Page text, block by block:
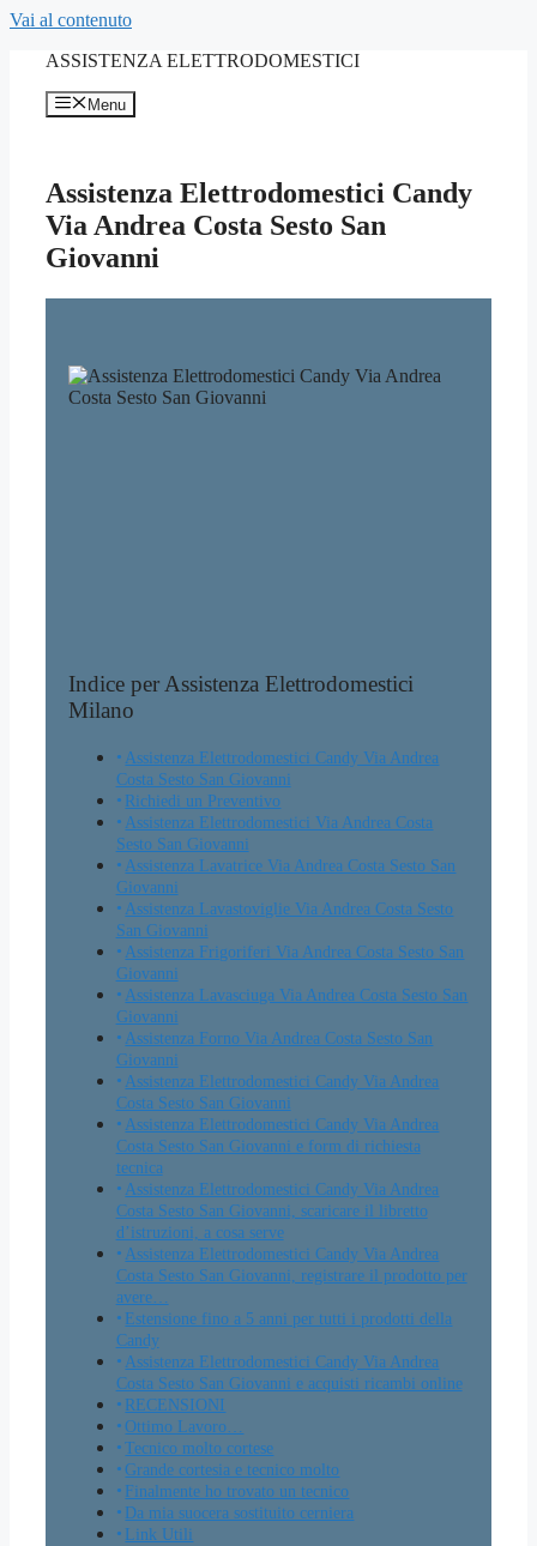
Vai al contenuto
ASSISTENZA ELETTRODOMESTICI
Menu
Assistenza Elettrodomestici Candy
Via Andrea Costa Sesto San
Giovanni
Indice per Assistenza Elettrodomestici
Milano
Assistenza Elettrodomestici Candy Via Andrea
Costa Sesto San Giovanni
Richiedi un Preventivo
Assistenza Elettrodomestici Via Andrea Costa
Sesto San Giovanni
Assistenza Lavatrice Via Andrea Costa Sesto San
Giovanni
Assistenza Lavastoviglie Via Andrea Costa Sesto
San Giovanni
Assistenza Frigoriferi Via Andrea Costa Sesto San
Giovanni
Assistenza Lavasciuga Via Andrea Costa Sesto San
Giovanni
Assistenza Forno Via Andrea Costa Sesto San
Giovanni
Assistenza Elettrodomestici Candy Via Andrea
Costa Sesto San Giovanni
Assistenza Elettrodomestici Candy Via Andrea
Costa Sesto San Giovanni e form di richiesta
tecnica
Assistenza Elettrodomestici Candy Via Andrea
Costa Sesto San Giovanni, scaricare il libretto
d’istruzioni, a cosa serve
Assistenza Elettrodomestici Candy Via Andrea
Costa Sesto San Giovanni, registrare il prodotto per
avere…
Estensione fino a 5 anni per tutti i prodotti della
Candy
Assistenza Elettrodomestici Candy Via Andrea
Costa Sesto San Giovanni e acquisti ricambi online
RECENSIONI
Ottimo Lavoro…
Tecnico molto cortese
Grande cortesia e tecnico molto
Finalmente ho trovato un tecnico
Da mia suocera sostituito cerniera
Link Utili